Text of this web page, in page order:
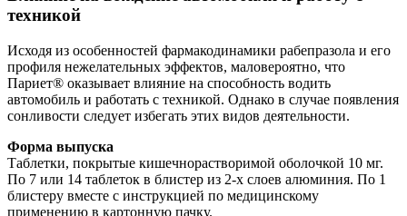
техникой
Исходя из особенностей фармакодинамики рабепразола и его
профиля нежелательных эффектов, маловероятно, что
Париет® оказывает влияние на способность водить
автомобиль и работать с техникой. Однако в случае появления
сонливости следует избегать этих видов деятельности.
Форма выпуска
Таблетки, покрытые кишечнорастворимой оболочкой 10 мг.
По 7 или 14 таблеток в блистер из 2-х слоев алюминия. По 1
блистеру вместе с инструкцией по медицинскому
применению в картонную пачку.